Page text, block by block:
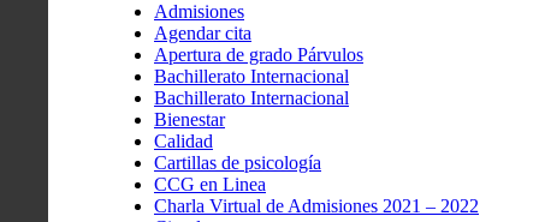
Admisiones
Agendar cita
Apertura de grado Párvulos
Bachillerato Internacional
Bachillerato Internacional
Bienestar
Calidad
Cartillas de psicología
CCG en Linea
Charla Virtual de Admisiones 2021 – 2022